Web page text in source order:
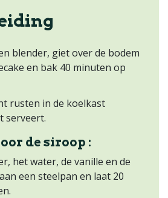
blender, giet over de bodem
en bak 40 minuten op
rusten in de koelkast
serveert.
de siroop :
het water, de vanille en de
een steelpan en laat 20